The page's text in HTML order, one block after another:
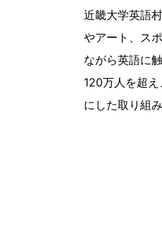
近畿大学英語
やアート、ス
ながら英語に
120万人を超
にした取り組